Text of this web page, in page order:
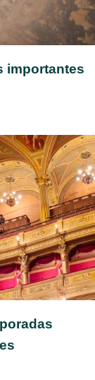
importantes